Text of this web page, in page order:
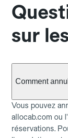
sur
Comment
Vous pouvez
allocab.com ou
réservations.